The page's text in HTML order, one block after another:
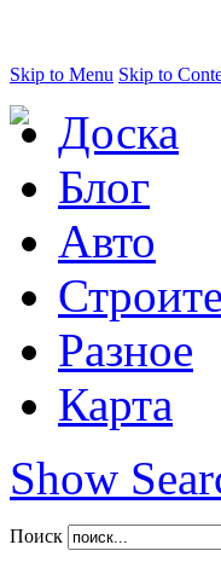
Skip to Menu Skip to
Доска
Блог
Авто
Разное
Карта
Show
Поиск